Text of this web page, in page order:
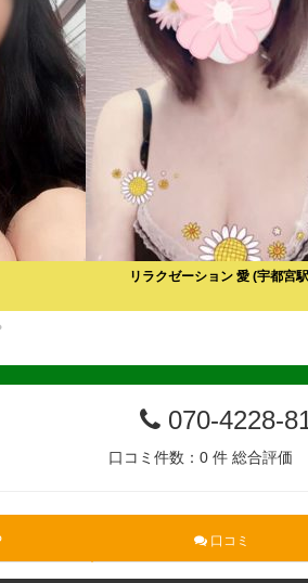
リラクゼーション 愛 (宇都宮
070-4228-
口コミ件数：0 件 総合評価
口コミ